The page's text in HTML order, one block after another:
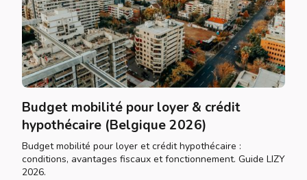
Budget mobilité pour loyer & crédit
hypothécaire (Belgique 2026)
Budget mobilité pour loyer et crédit hypothécaire :
conditions, avantages fiscaux et fonctionnement. Guide LIZY
2026.